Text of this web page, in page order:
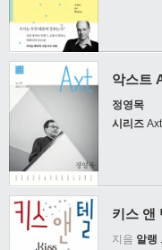
악스트
정영목
시리즈
키스 앤
지음 알랭